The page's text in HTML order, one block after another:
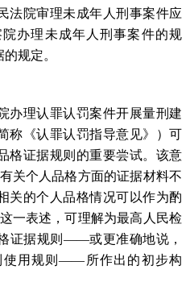
法院审理未成年人刑事案件应
办理未成年人刑事案件的规
规定。
办理认罪认罚案件开展量刑建
称《认罪认罚指导意见》）可
格证据规则的重要尝试。该意
有关个人品格方面的证据材料不
关的个人品格情况可以作为酌
这一表述，可理解为最高人民检
证据规则 ——或更准确地说，
使用规则—— 所作出的初步构